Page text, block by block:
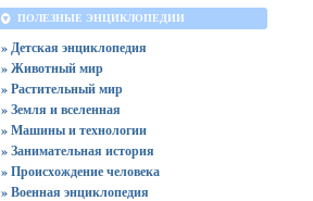
ПОЛЕЗНЫЕ ЭНЦИКЛОПЕДИИ
» Детская энциклопедия
» Животный мир
» Растительный мир
» Земля и вселенная
» Машины и технологии
» Занимательная история
» Происхождение человека
» Военная энциклопедия